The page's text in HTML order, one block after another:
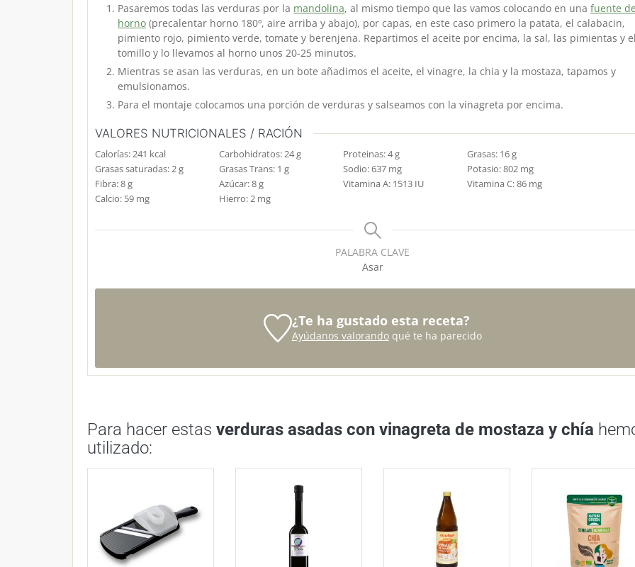
Pasaremos todas las verduras por la mandolina, al mismo tiempo que las vamos colocando en una fuente
horno (precalentar horno 180º, aire arriba y abajo), por capas, en este caso primero la patata, el calabacin,
pimiento rojo, pimiento verde, tomate y berenjena. Repartimos el aceite por encima, la sal, las pimientas y
tomillo y lo llevamos al horno unos 20-25 minutos.
Mientras se asan las verduras, en un bote añadimos el aceite, el vinagre, la chia y la mostaza, tapamos y
emulsionamos.
Para el montaje colocamos una porción de verduras y salseamos con la vinagreta por encima.
VALORES NUTRICIONALES / RACIÓN
Calorías:241 kcal Carbohidratos:24g Proteinas:4g Grasas: 16g
Grasas saturadas:2g Grasas Trans: 1 g Sodio:637 mg Potasio:802 mg
Fibra:8g Azúcar:8g Vitamina A: 1513 IU Vitamina C:86 mg
Calcio: 59 mg Hierro:2 mg
PALABRA CLAVE
Asar
¿Te ha gustado esta receta?
Ayúdanos valorandoqué te ha parecido
Para hacer estas verduras asadas con vinagreta de mostaza y chía
utilizado: